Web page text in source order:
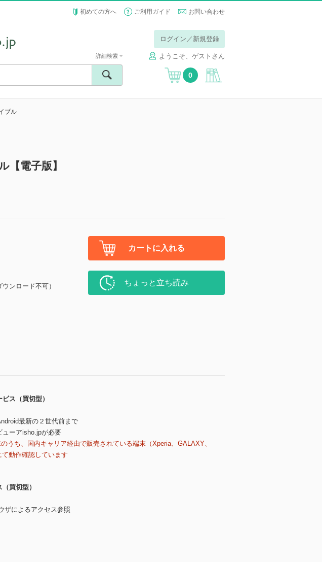
初めての方へ ご利用ガイド お問い合わせ
ログイン／新規登録
ようこそ、ゲストさん
詳細検索
0
ブル
【電子版】
ンロード不可）
カートに入れる
ちょっと立ち読み
ス（買切型）
最新の２世代前まで
ーアisho.jpが必要
うち、国内キャリア経由で販売されている端末（Xperia、GALAXY、
動作確認しています
買切型）
ザによるアクセス参照